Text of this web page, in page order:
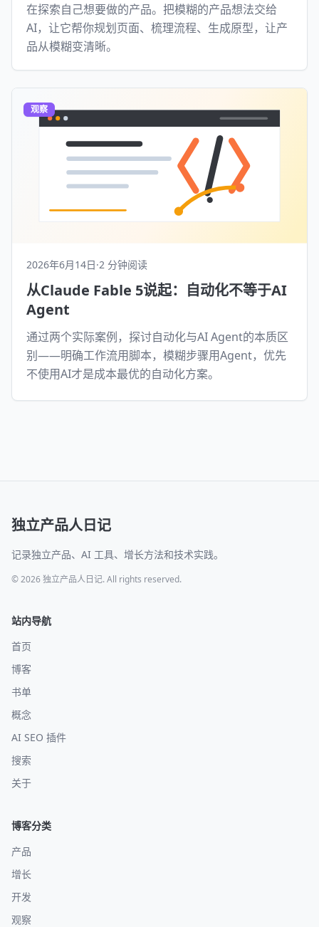
在探索自己想要做的产品。把模糊的产品想法交给
AI，让它帮你规划页面、梳理流程、生成原型，让产
品从模糊变清晰。
观察
2026年6月14日·2 分钟阅读
从Claude Fable 5说起：自动化不等于AI
Agent
通过两个实际案例，探讨自动化与AI Agent的本质区
别——明确工作流用脚本，模糊步骤用Agent，优先
不使用AI才是成本最优的自动化方案。
独立产品人日记
记录独立产品、AI 工具、增长方法和技术实践。
© 2026 独立产品人日记. All rights reserved.
站内导航
首页
博客
书单
概念
AI SEO 插件
搜索
关于
博客分类
产品
增长
开发
观察